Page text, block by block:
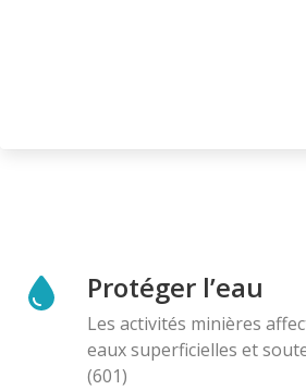
Protéger l’eau
Les activités minières
eaux superficielles et
(601)